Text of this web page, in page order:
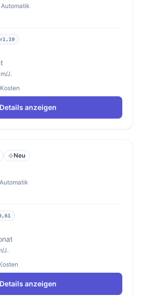
Automatik
1,19
J.
Details anzeigen
Neu
Automatik
J.
Details anzeigen